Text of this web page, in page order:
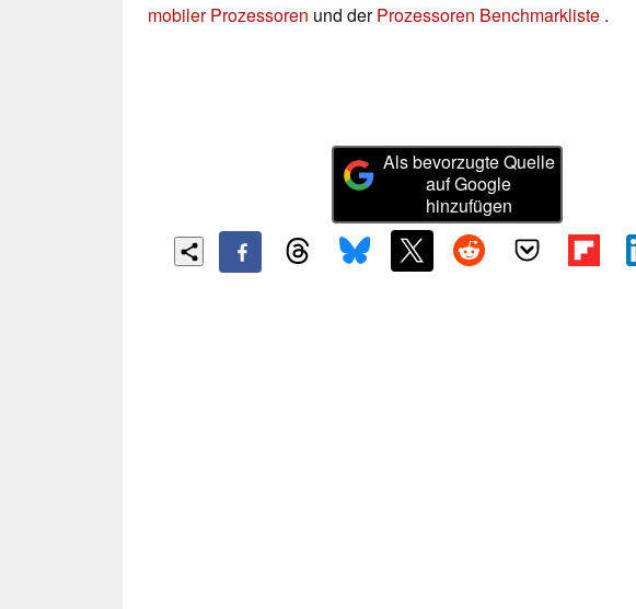
mobiler Prozessoren und derProzessoren Benchmarkliste .
Als bevorzugte Quelle
auf Google
hinzufügen